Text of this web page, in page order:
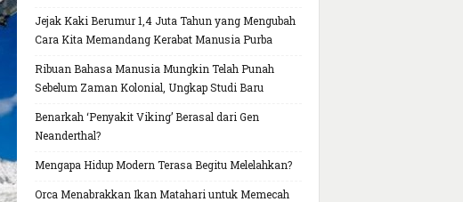
Jejak Kaki Berumur 1,4 Juta Tahun yang Mengubah
Cara Kita Memandang Kerabat Manusia Purba
Ribuan Bahasa Manusia Mungkin Telah Punah
Sebelum Zaman Kolonial, Ungkap Studi Baru
Benarkah ‘Penyakit Viking’ Berasal dari Gen
Neanderthal?
Mengapa Hidup Modern Terasa Begitu Melelahkan?
Orca Menabrakkan Ikan Matahari untuk Memecah